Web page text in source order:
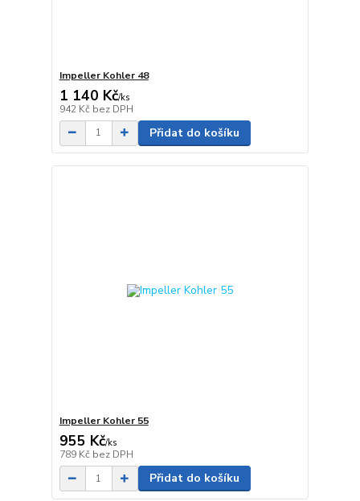
Impeller Kohler 48
1 140 Kč/ks
942 Kč bez DPH
Přidat do košíku
Impeller Kohler 55
955 Kč/ks
789 Kč bez DPH
Přidat do košíku